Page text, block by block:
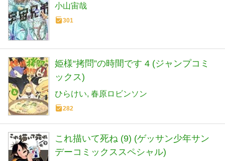
小山宙哉
301
姫様“拷問”の時間です 4 (ジャンプコミ
ックス)
ひらけい 春原ロビンソン
282
これ描いて死ね (9) (ゲッサン少年サン
デーコミックススペシャル)